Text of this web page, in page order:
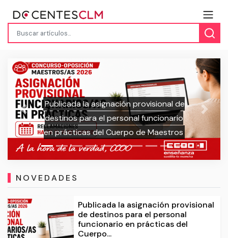
Publicada la adjudicación provisional
de inicio de curso para las bolsas de
trabajo del Cuerpo de Maestros
Previous Next
NOVEDADES
Publicada la asignación provisional
de destinos para el personal
funcionario en prácticas del
Cuerpo...